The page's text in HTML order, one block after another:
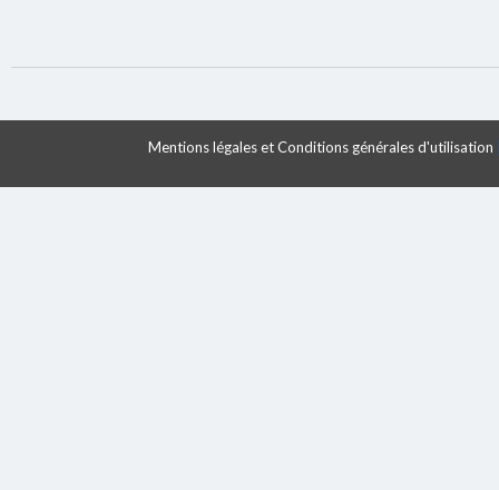
Mentions légales et Conditions générales d'utilisation